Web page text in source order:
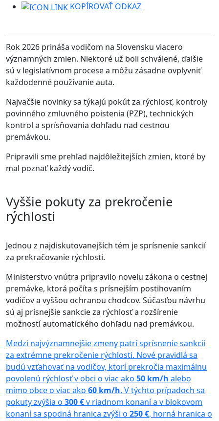
KOPÍROVAŤ ODKAZ
Rok 2026 prináša vodičom na Slovensku viacero
významných zmien. Niektoré už boli schválené, ďalšie
sú v legislatívnom procese a môžu zásadne ovplyvniť
každodenné používanie auta.
Najväčšie novinky sa týkajú pokút za rýchlosť, kontroly
povinného zmluvného poistenia (PZP), technických
kontrol a sprísňovania dohľadu nad cestnou
premávkou.
Pripravili sme prehľad najdôležitejších zmien, ktoré by
mal poznať každý vodič.
Vyššie pokuty za prekročenie
rýchlosti
Jednou z najdiskutovanejších tém je sprísnenie sankcií
za prekračovanie rýchlosti.
Ministerstvo vnútra pripravilo novelu zákona o cestnej
premávke, ktorá počíta s prísnejším postihovaním
vodičov a vyššou ochranou chodcov. Súčasťou návrhu
sú aj prísnejšie sankcie za rýchlosť a rozšírenie
možností automatického dohľadu nad premávkou.
Medzi najvýznamnejšie zmeny patrí sprísnenie sankcií
za extrémne prekročenie rýchlosti. Nové pravidlá sa
budú vzťahovať na vodičov, ktorí prekročia maximálnu
povolenú rýchlosť v obci o viac ako 50 km/h alebo
mimo obce o viac ako 60 km/h. V týchto prípadoch sa
pokuty zvýšia o 300 €v riadnom konaní a v blokovom
konaní sa spodná hranica zvýši o 250 €, horná hranica o